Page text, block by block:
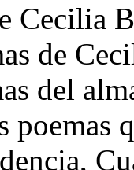
Cecilia
de
del